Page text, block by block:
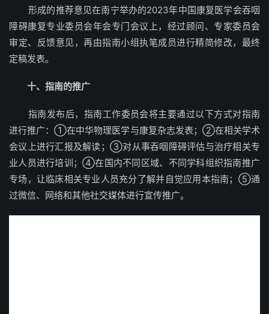
形成的推荐意见在南宁举办的2023年中国康复医学会吞咽
障碍康复专业委员会年会专门会议上，经过顾问、专家委员会
审定、反馈意见，再由指南小组执笔成员进行精简修改，最终
定稿发表。
十、指南的推广
指南发布后，指南工作委员会将主要通过以下方式对指南
进行推广：①在中华物理医学与康复杂志发表；②在相关学术
会议上进行汇报及解读；③对从事吞咽障碍评估与治疗相关专
业人员进行培训；④在国内不同区域、不同学科组织指南推广
专场，让临床相关专业人员充分了解并自觉应用本指南；⑤通
过微信、网络和其他社交媒体进行宣传推广。